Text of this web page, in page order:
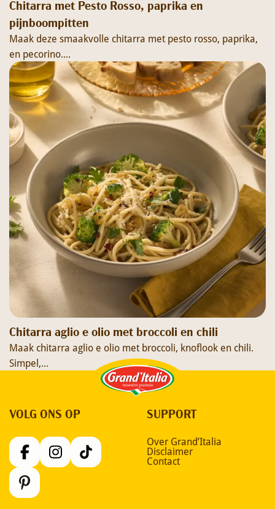
Chitarra met Pesto Rosso, paprika en
pijnboompitten
Maak deze smaakvolle chitarra met pesto rosso, paprika,
en pecorino....
Chitarra aglio e olio met broccoli en chili
Maak chitarra aglio e olio met broccoli, knoflook en chili.
Simpel,...
Grand'Italia
VOLG ONS OP SUPPORT
Over Grand’Italia
Disclaimer
Contact